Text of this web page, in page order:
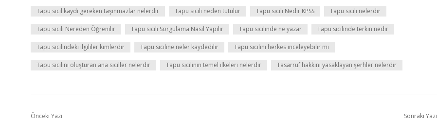
Tapu sicil kaydı gereken taşınmazlar nelerdir Tapu sicili neden tutulur Tapu sicili Nedir KPSS Tapu sicili nelerdir
Tapu sicili Nereden Öğrenilir Tapu sicili Sorgulama Nasıl Yapılır Tapu sicilinde ne yazar Tapu sicilinde terkin nedir
Tapu sicilindeki ilgililer kimlerdir Tapu siciline neler kaydedilir Tapu sicilini herkes inceleyebilir mi
Tapu sicilini oluşturan ana siciller nelerdir Tapu sicilinin temel ilkeleri nelerdir Tasarruf hakkını yasaklayan şerhler nelerdir
Önceki Yazı Sonraki Yazı